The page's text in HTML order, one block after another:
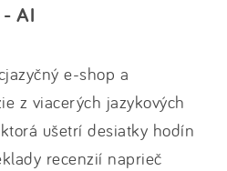
AI
e-shop a
z viacerých jazykových
ušetrí desiatky hodín
recenzií naprieč